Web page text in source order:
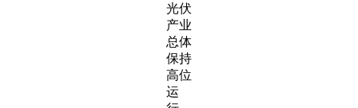
光伏
产业
总体
保持
高位
运